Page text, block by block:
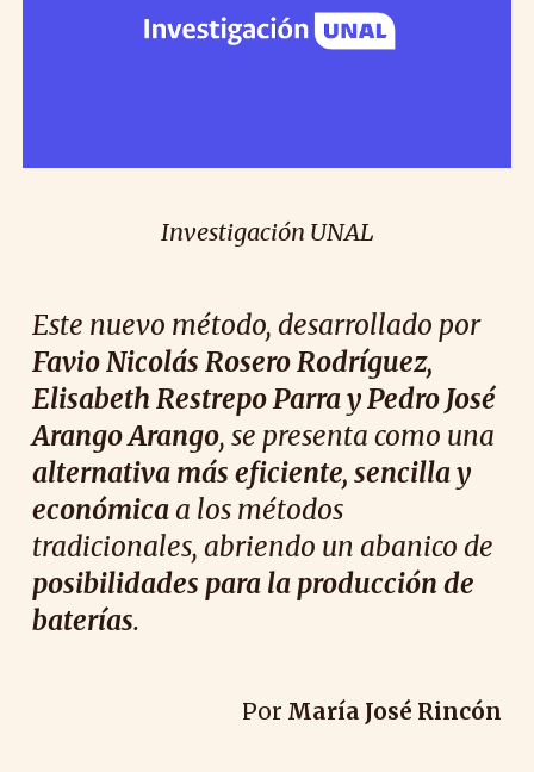
Investigación UNAL
Este nuevo método, desarrollado por
Favio Nicolás Rosero Rodríguez,
Elisabeth Restrepo Parra y Pedro José
Arango Arango, se presenta como una
alternativa más eficiente, sencilla y
económicaa los métodos
tradicionales, abriendo un abanico de
posibilidades para la producción de
baterías.
Por María José Rincón